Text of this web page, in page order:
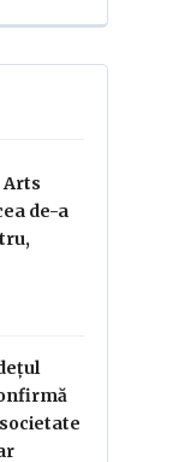
Arts
de-a